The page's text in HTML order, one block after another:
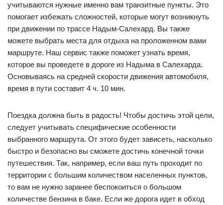
учитываются нужные именно вам транзитные пункты. Это
помогает избежать сложностей, которые могут возникнуть
при движении по трассе Надым-Салехард. Вы также
можете выбрать места для отдыха на проложенном вами
маршруте. Наш сервис также поможет узнать время,
которое вы проведете в дороге из Надыма в Салехарда.
Основываясь на средней скорости движения автомобиля,
время в пути составит 4 ч. 10 мин.
Поездка должна быть в радость! Чтобы достичь этой цели,
следует учитывать специфические особенности
выбранного маршрута. От этого будет зависеть, насколько
быстро и безопасно вы сможете достичь конечной точки
путешествия. Так, например, если ваш путь проходит по
территории с большим количеством населенных пунктов,
то вам не нужно заранее беспокоиться о большом
количестве бензина в баке. Если же дорога идет в обход